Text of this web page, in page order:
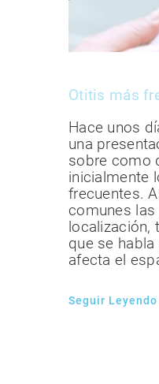
Otitis más
Hace unos
una
sobre como
inicialmente
frecuentes.
comunes
localización,
que se
afecta el
Seguir Leyendo